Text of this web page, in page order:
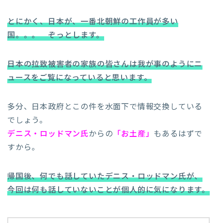
とにかく、日本が、一番北朝鮮の工作員が多い
国。。。 ぞっとします。
日本の拉致被害者の家族の皆さんは我が事のようにニ
ュースをご覧になっていると思います。
多分、日本政府とこの件を水面下で情報交換している
でしょう。
デニス・ロッドマン氏からの 「お土産」 もあるはずで
すから。
帰国後、何でも話していたデニス・ロッドマン氏が、
今回は何も話していないことが個人的に気になります。